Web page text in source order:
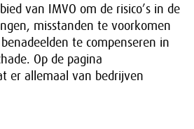
van IMVO om de risico’s in de
misstanden te voorkomen
te compenseren in
Op de pagina
er allemaal van bedrijven